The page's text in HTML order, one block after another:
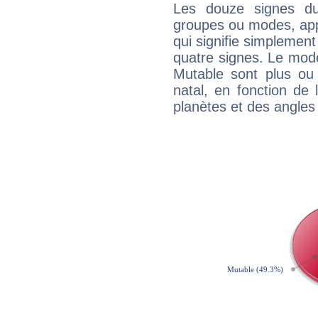
Les douze signes
groupes ou modes,
qui signifie
quatre signes. Le
Mutable sont plus
natal, en fonction de
planètes et des